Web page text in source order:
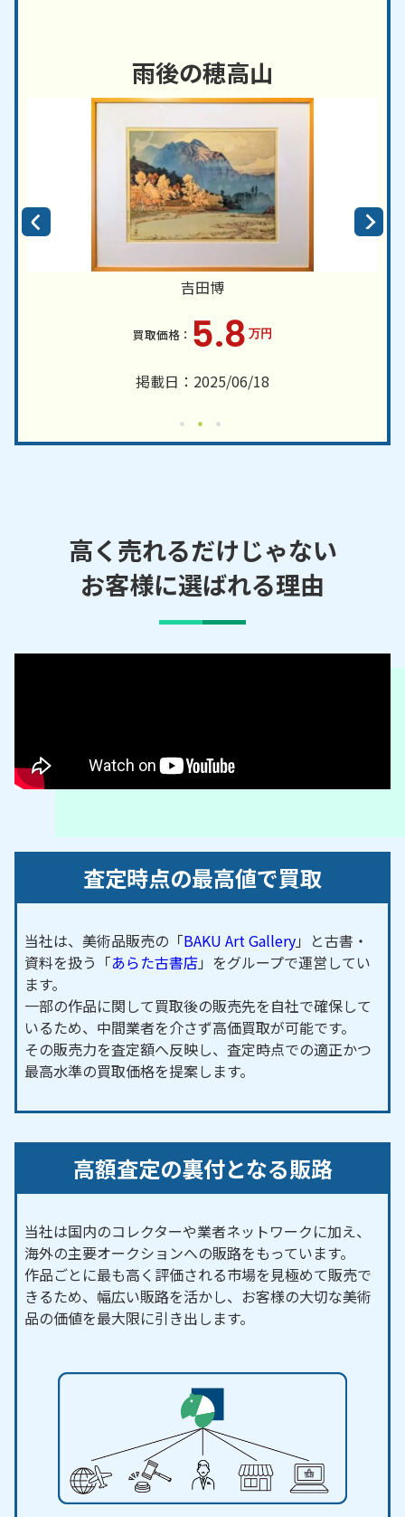
ＪＲ東海道線／OsakaMetro御堂筋線／阪急千里線
／大阪モノレール本線／北大阪急行電鉄
【対応主要駅】
吹田駅／岸辺駅／千里丘駅／江坂駅／関大前駅／豊
津駅／吹田駅（阪急）駅／下新庄駅／山田駅／万博
記念公園駅
豊中市・箕面市など、周辺地域からのご依
頼にも対応しております。
雨後の穂高山
吉田博
5.8 万円
掲載日：2025/06/18
高く売れるだけじゃない
お客様に選ばれる理由
査定時点の最高値で買取
当社は、美術品販売の「BAKU Art Gallery」と古書・
資料を扱う「あらた古書店」をグループで運営してい
ます。
一部の作品に関して買取後の販売先を自社で確保して
いるため、中間業者を介さず高価買取が可能です。
その販売力を査定額へ反映し、査定時点での適正かつ
最高水準の買取価格を提案します。
高額査定の裏付となる販路
当社は国内のコレクターや業者ネットワークに加え、
海外の主要オークションへの販路をもっています。
作品ごとに最も高く評価される市場を見極めて販売で
きるため、幅広い販路を活かし、お客様の大切な美術
品の価値を最大限に引き出します。